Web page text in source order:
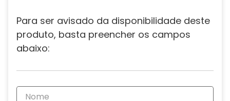
Para ser avisado da disponibilidade deste
produto, basta preencher os campos
abaixo: